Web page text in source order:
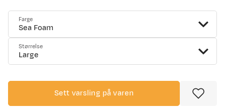
Farge
Sea Foam
Størrelse
Large
Sett varsling på varen